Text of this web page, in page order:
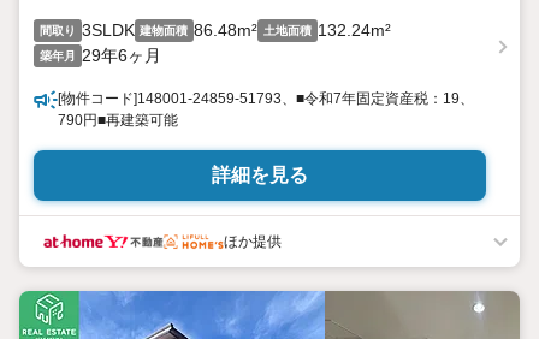
間取り 3SLDK 建物面積 86.48m² 土地面積 132.24m²
築年月 29年6ヶ月
[物件コード]148001-24859-51793、■令和7年固定資産税：19、
790円■再建築可能
詳細を見る
ほか提供